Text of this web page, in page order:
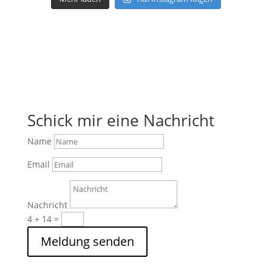
Schick mir eine Nachricht
Name
Email
Nachricht
4 + 14=
Meldung senden